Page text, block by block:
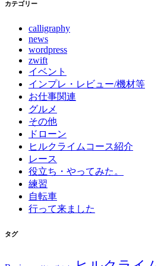
カテゴリー
calligraphy
news
wordpress
zwift
イベント
インプレ・レビュー/機材等
お仕事関連
グルメ
その他
ドローン
ヒルクライムコース紹介
レース
役立ち・やってみた。
練習
自転車
行って来ました
タグ